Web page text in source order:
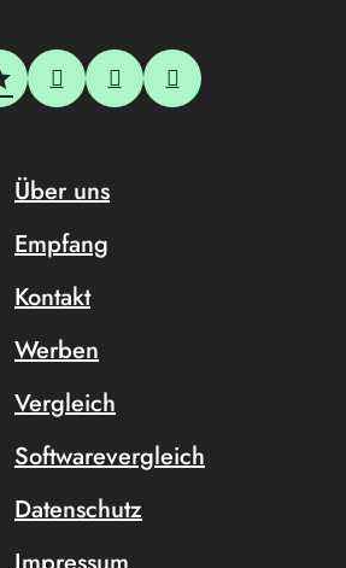
Über uns
Empfang
Kontakt
Werben
Vergleich
Softwarevergleich
Datenschutz